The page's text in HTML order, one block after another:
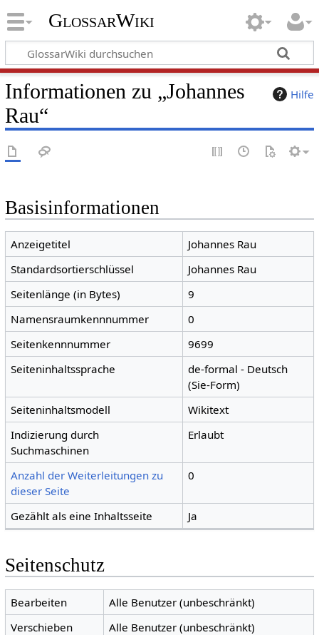
GlossarWiki
Hilfe
Informationen zu „Johannes
Rau“
Basisinformationen
Anzeigetitel
Johannes Rau
Standardsortierschlüssel
Johannes Rau
Seitenlänge (in Bytes)
9
Namensraumkennnummer
0
Seitenkennnummer
9699
Seiteninhaltssprache
de-formal - Deutsch
(Sie-Form)
Seiteninhaltsmodell
Wikitext
Indizierung durch
Suchmaschinen
Erlaubt
Anzahl der Weiterleitungen zu
dieser Seite
0
Gezählt als eine Inhaltsseite Ja
Seitenschutz
Bearbeiten
Alle Benutzer (unbeschränkt)
Verschieben
Alle Benutzer (unbeschränkt)